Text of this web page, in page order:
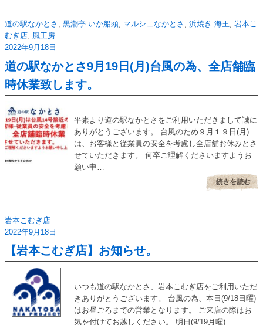
道の駅なかとさ 黒潮亭 いか船頭 マルシェなかとさ 浜焼き 海王 岩本こ
むぎ店 風工房
2022年9月18日
道の駅なかとさ9月19日(月)台風の為、全店舗臨
時休業致します。
平素より道の駅なかとさをご利用いただきまして誠に
ありがとうございます。 台風のため９月１９日(月)
は、お客様と従業員の安全を考慮し全店舗お休みとさ
せていただきます。 何卒ご理解くださいますようお
願い申…
岩本こむぎ店
2022年9月18日
【岩本こむぎ店】お知らせ。
いつも道の駅なかとさ、岩本こむぎ店をご利用いただ
きありがとうございます。 台風の為、本日(9/18日曜)
はお昼ごろまでの営業となります。 ご来店の際はお
気を付けてお越しください。 明日(9/19月曜)…